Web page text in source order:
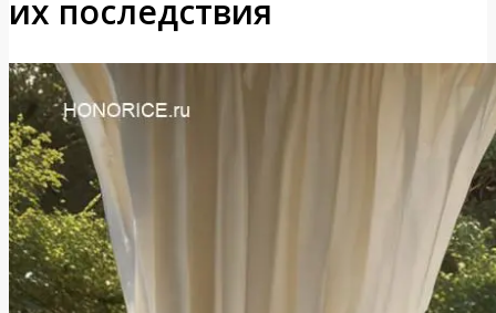
их последствия